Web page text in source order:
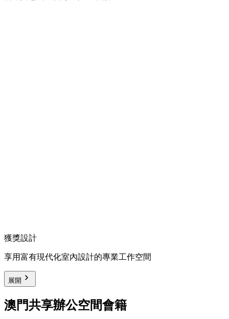
獲獎設計
享用富有現代化室內設計的專業工作空間
展開
澳門共享辦公空間會籍